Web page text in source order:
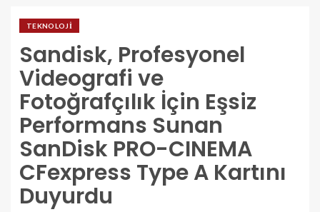
TEKNOLOJI
Sandisk, Profesyonel
Videografi ve
Fotoğrafçılık İçin Eşsiz
Performans Sunan
SanDisk PRO-CINEMA
CFexpress Type A Kartını
Duyurdu